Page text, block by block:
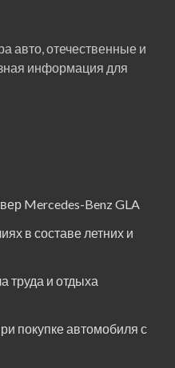
авто, отечественные и
информация для
Mercedes-Benz GLA
в составе летних и
труда и отдыха
покупке автомобиля с